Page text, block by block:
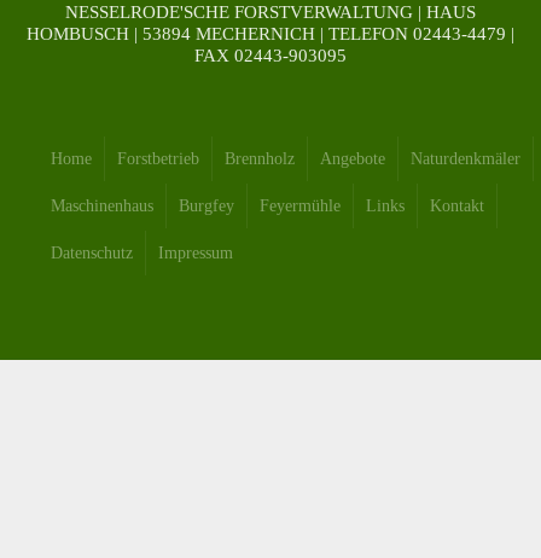
NESSELRODE'SCHE FORSTVERWALTUNG | HAUS
HOMBUSCH | 53894 MECHERNICH | TELEFON 02443-4479 |
FAX 02443-903095
Home Forstbetrieb Brennholz Angebote Naturdenkmäler
Maschinenhaus Burgfey Feyermühle Links Kontakt
Datenschutz Impressum